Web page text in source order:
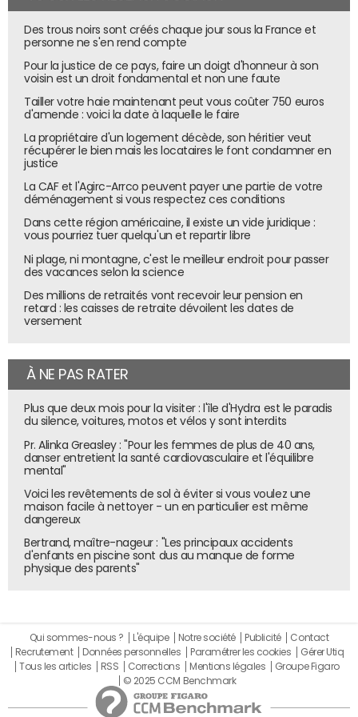
modification, la Commission européenne réinterprète la
définition avec bon sens.
Aussi, le texte propose des exceptions à l'interdiction du
traitement de données sensibles. Ces données sont, par
politiques, les données génétiques ou biométriques d'une
personne. La Commission précise, en effet, que le
traitement des données biométriques est nécessaire, et
donc légitime, pour vérifier l'identité d'une personne. Cela
peut par exemple être le cas dans les aéroports. Il s'agit
d'une exception de bon sens permettant d'arrêter
d'affirmer que la vérification d'une identité biométrique,
dans certains cas légitimes, est une atteinte aux droits
fondamentaux des personnes.
collecte et le traitement de données sensibles pour
entraîner des IA. Toutefois, une personne dont les
fournisseur d'IA de les retirer du dataset, sauf si cela
nécessite des efforts disproportionnés. Là encore, c'est
du bon sens. Si on interdit un tel traitement aux
fournisseurs d'IA, les Américains et les Chinois le feront, y
compris sur les données des Européens.
D'autres modifications sont proposées pour nuancer le
sont collectées demande des informations excessives
quant à cette collecte, alors le responsable du
traitement peut refuser de donner suite à sa demande.
Aujourd'hui il y a énormément de personnes qui passent
Le Digital Omnibus propose-t-il de modifier
l'organisation institutionnelle du RGPD ?
Oui. Dans le RGPD actuel, l'entité qui subit une violation de
Des trous noirs sont créés chaque jour sous la France et
personne ne s'en rend compte
Pour la justice de ce pays, faire un doigt d'honneur à son
voisin est un droit fondamental et non une faute
Tailler votre haie maintenant peut vous coûter 750 euros
d'amende : voici la date à laquelle le faire
La propriétaire d'un logement décède, son héritier veut
récupérer le bien mais les locataires le font condamner en
justice
La CAF et l'Agirc-Arrco peuvent payer une partie de votre
déménagement si vous respectez ces conditions
Dans cette région américaine, il existe un vide juridique :
vous pourriez tuer quelqu'un et repartir libre
Ni plage, ni montagne, c'est le meilleur endroit pour passer
des vacances selon la science
Des millions de retraités vont recevoir leur pension en
retard : les caisses de retraite dévoilent les dates de
versement
À NE PAS RATER
Plus que deux mois pour la visiter : l'île d'Hydra est le paradis
du silence, voitures, motos et vélos y sont interdits
Pr. Alinka Greasley : "Pour les femmes de plus de 40 ans,
danser entretient la santé cardiovasculaire et l'équilibre
mental"
Voici les revêtements de sol à éviter si vous voulez une
maison facile à nettoyer - un en particulier est même
dangereux
Bertrand, maître-nageur : "Les principaux accidents
d'enfants en piscine sont dus au manque de forme
physique des parents"
Qui sommes-nous ? L'équipe Notre société Publicité
Contact
Recrutement
Données personnelles Paramétrer les cookies
Gérer Utiq
Tous les articles
RSS Corrections Mentions légales
Groupe Figaro
© 2025 CCM Benchmark